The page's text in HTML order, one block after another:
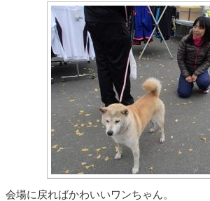
会場に戻ればかわいいワンちゃん。